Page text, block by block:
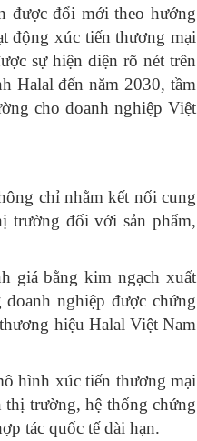
được đổi mới theo hướng
động xúc tiến thương mại
sự hiện diện rõ nét trên
Halal đến năm 2030, tầm
cho doanh nghiệp Việt
chỉ nhằm kết nối cung
trường đối với sản phẩm,
giá bằng kim ngạch xuất
nghiệp được chứng
hiệu Halal Việt Nam
hình xúc tiến thương mại
thị trường, hệ thống chứng
tác quốc tế dài hạn.